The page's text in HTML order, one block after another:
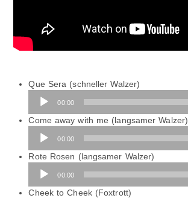
Que Sera (schneller Walzer)
Audio-
Player
00:00
Come away with me (langsamer Walzer)
Audio-
Player
00:00
Rote Rosen (langsamer Walzer)
Audio-
Player
00:00
Cheek to Cheek (Foxtrott)